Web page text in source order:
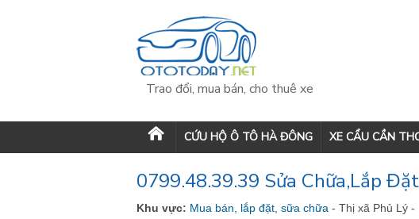
Trao đổi, mua bán, cho thuê xe
CỨU HỘ Ô TÔ HÀ ĐÔNG XE CẨU CẦN
0799.48.39.39 Sửa Chữa,Lắp
Khu vực: Mua bán, lắp đặt, sữa chữa - Thị xã Phủ Lý -